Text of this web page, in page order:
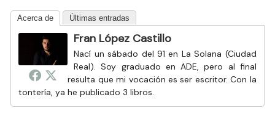
Acerca de Últimas entradas
Fran López Castillo
Nací un sábado del 91 en La Solana (Ciudad
Real). Soy graduado en ADE, pero al final
resulta que mi vocación es ser escritor. Con la
tontería, ya he publicado 3 libros.